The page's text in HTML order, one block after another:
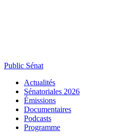
Public Sénat
Actualités
Sénatoriales 2026
Émissions
Documentaires
Podcasts
Programme